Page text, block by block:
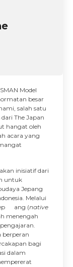
Model
besar
salah satu
The Japan
hangat oleh
acara yang
inisiatif dari
untuk
Jepang
Melalui
ang (native
menengah
berperan
bagi
dalam